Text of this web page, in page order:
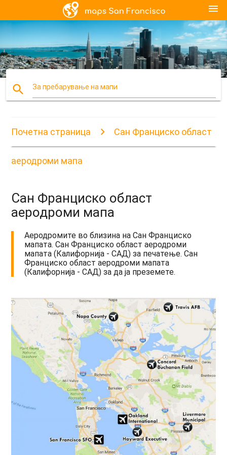
menu
search За пребарување на мапи
Почетна страница Сан Франциско област
аеродроми мапа
Сан Франциско област
аеродроми мапа
Аеродромите во близина на Сан Франциско
мапата. Сан Франциско област аеродроми
мапата (Калифорнија - САД) за печатење. Сан
Франциско област аеродроми мапата
(Калифорнија - САД) за да ја преземете.